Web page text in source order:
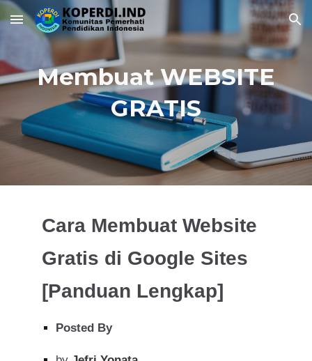
Skip to main content Skip to navigation
Membuat WEBSITE
GRATIS
Cara Membuat Website
Gratis di Google Sites
[Panduan Lengkap]
Posted By